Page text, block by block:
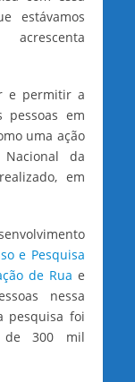
estávamos
e permitir a
pessoas em
uma ação
da
em
e Pesquisa
de Rua e
nessa
pesquisa foi
de 300 mil